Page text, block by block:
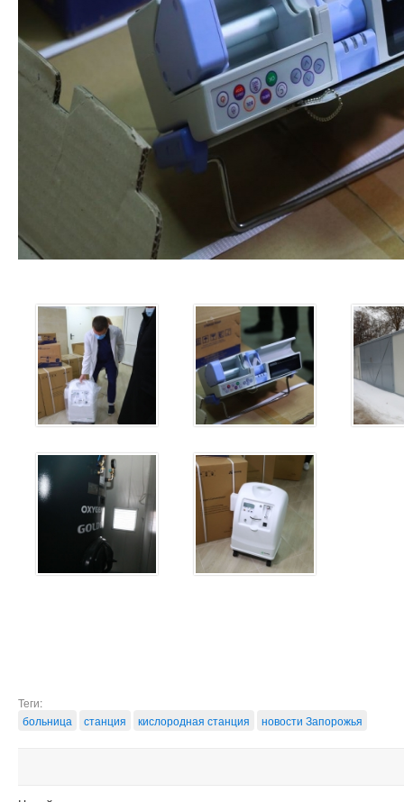
Теги:
больница
станция кислородная станция новости Запорожья